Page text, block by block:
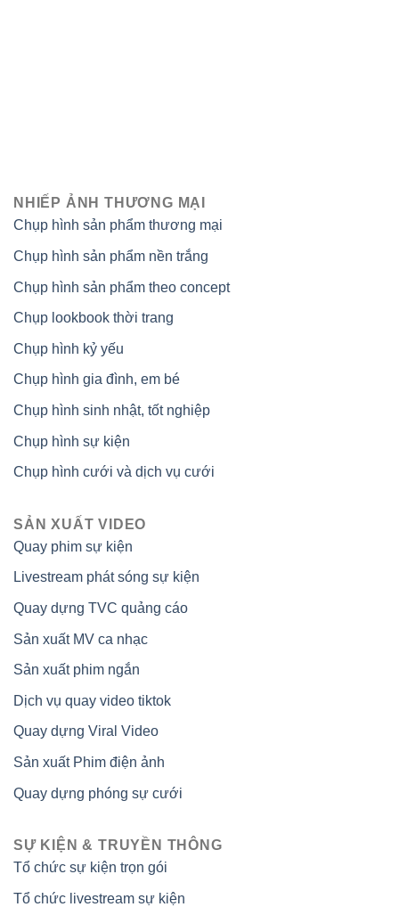
NHIẾP ẢNH THƯƠNG MẠI
Chụp hình sản phẩm thương mại
Chụp hình sản phẩm nền trắng
Chụp hình sản phẩm theo concept
Chụp lookbook thời trang
Chụp hình kỷ yếu
Chụp hình gia đình, em bé
Chụp hình sinh nhật, tốt nghiệp
Chụp hình sự kiện
Chụp hình cưới và dịch vụ cưới
SẢN XUẤT VIDEO
Quay phim sự kiện
Livestream phát sóng sự kiện
Quay dựng TVC quảng cáo
Sản xuất MV ca nhạc
Sản xuất phim ngắn
Dịch vụ quay video tiktok
Quay dựng Viral Video
Sản xuất Phim điện ảnh
Quay dựng phóng sự cưới
SỰ KIỆN & TRUYỀN THÔNG
Tổ chức sự kiện trọn gói
Tổ chức livestream sự kiện